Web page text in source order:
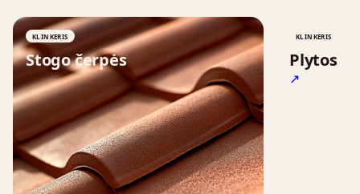
KLINKERIS
Stogo čerpės
↗
KLINKERIS
Plytos
↗